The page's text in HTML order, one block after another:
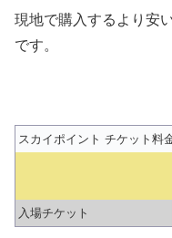
現地で購入するより安
です。
スカイポイント チケット料
入場チケット